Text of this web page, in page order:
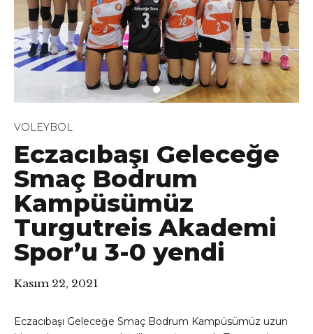
VOLEYBOL
Eczacıbaşı Geleceğe
Smaç Bodrum
Kampüsümüz
Turgutreis Akademi
Spor’u 3-0 yendi
Kasım 22, 2021
Eczacıbaşı Geleceğe Smaç Bodrum Kampüsümüz uzun